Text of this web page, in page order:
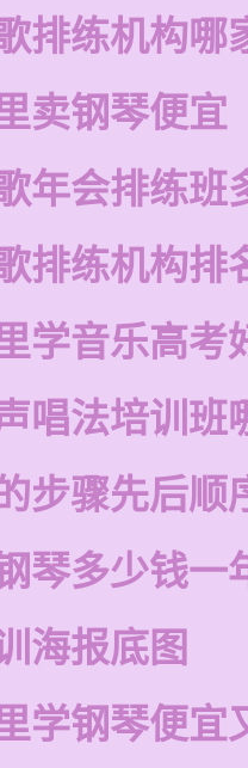
排练机构哪
卖钢琴便宜
年会排练班
排练机构排
学音乐高考
唱法培训班
步骤先后顺
琴多少钱一
海报底图
学钢琴便宜